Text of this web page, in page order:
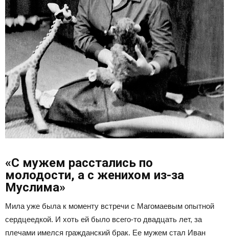
«С мужем расстались по
молодости, а с женихом из-за
Муслима»
Мила уже была к моменту встречи с Магомаевым опытной
сердцеедкой. И хоть ей было всего-то двадцать лет, за
плечами имелся гражданский брак. Ее мужем стал Иван